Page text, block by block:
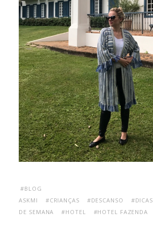
#BLOG
ASKMI
#CRIANÇAS #DESCANSO #DICAS
DE SEMANA
#HOTEL #HOTEL FAZENDA